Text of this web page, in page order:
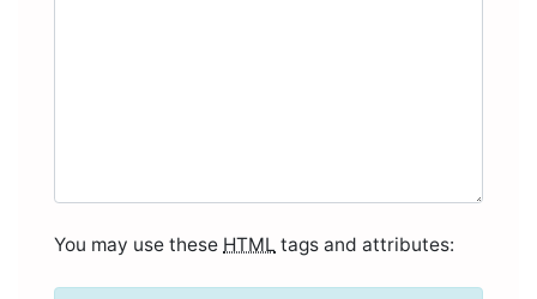
You may use these HTML tags and attributes: